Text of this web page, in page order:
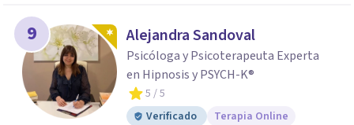
9 Alejandra Sandoval
Psicóloga y Psicoterapeuta Experta
en Hipnosis y PSYCH-K®
5 / 5
Verificado
Terapia Online